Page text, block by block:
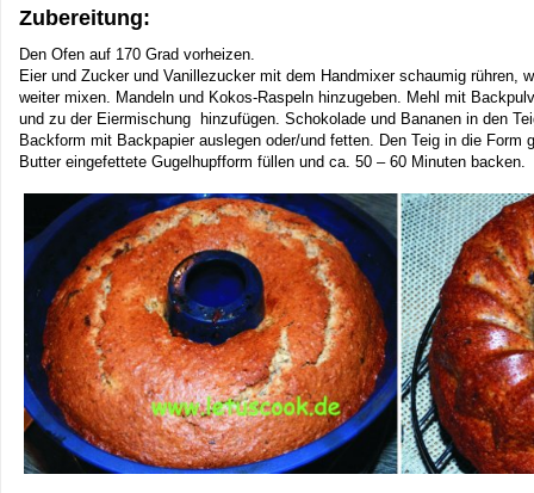
Zubereitung:
Den Ofen auf 170 Grad vorheizen.
Eier und Zucker und Vanillezucker mit dem Handmixer schaumig rühren,
weiter mixen. Mandeln und Kokos-Raspeln hinzugeben. Mehl mit
und zu der Eiermischung hinzufügen. Schokolade und Bananen in den
Backform mit Backpapier auslegen oder/und fetten. Den Teig in die Form
Butter eingefettete Gugelhupfform füllen und ca. 50 – 60 Minuten backen.